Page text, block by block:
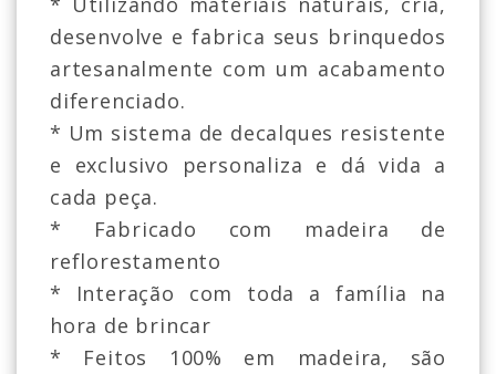
desenvolve e fabrica seus brinquedos
artesanalmente com um acabamento
diferenciado.
* Um sistema de decalques resistente
e exclusivo personaliza e dá vida a
cada peça.
* Fabricado com madeira de
reflorestamento
* Interação com toda a família na
hora de brincar
* Feitos 100% em madeira, são